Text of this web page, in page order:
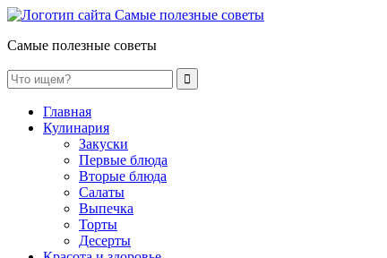
Самые полезные советы
Главная
Кулинария
Закуски
Первые блюда
Вторые блюда
Салаты
Выпечка
Торты
Десерты